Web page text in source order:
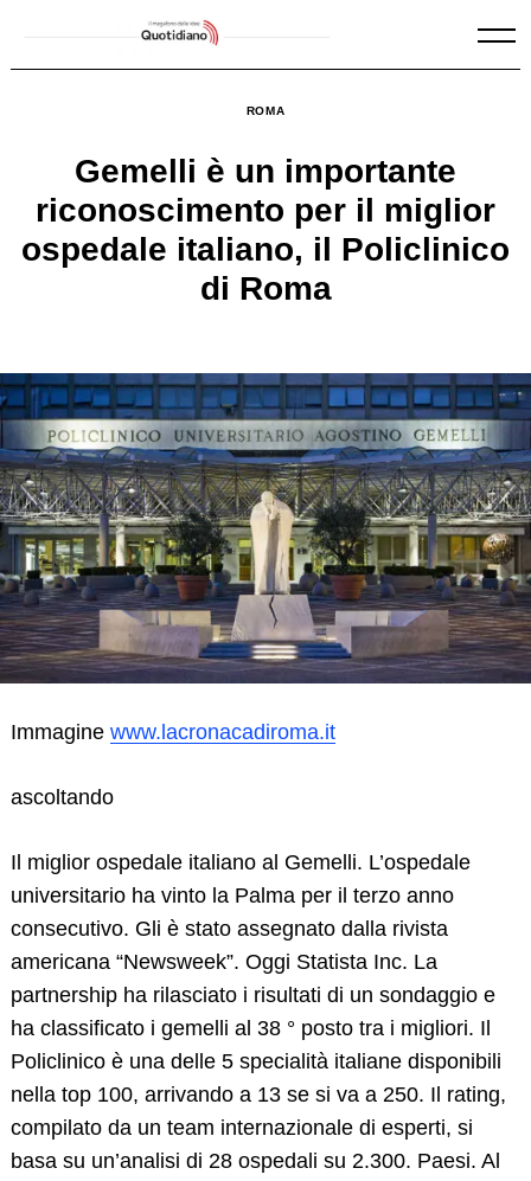
ROMA
Gemelli è un importante
riconoscimento per il miglior
ospedale italiano, il Policlinico
di Roma
Immagine www.lacronacadiroma.it
ascoltando
Il miglior ospedale italiano al Gemelli. L’ospedale
universitario ha vinto la Palma per il terzo anno
consecutivo. Gli è stato assegnato dalla rivista
americana “Newsweek”. Oggi Statista Inc. La
partnership ha rilasciato i risultati di un sondaggio e
ha classificato i gemelli al 38 ° posto tra i migliori. Il
Policlinico è una delle 5 specialità italiane disponibili
nella top 100, arrivando a 13 se si va a 250. Il rating,
compilato da un team internazionale di esperti, si
basa su un’analisi di 28 ospedali su 2.300. Paesi. Al